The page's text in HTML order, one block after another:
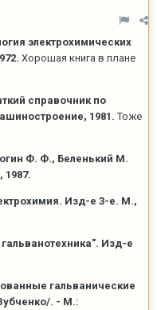
электрохимических
Хорошая книга в плане
справочник по
1981. Тоже
Ф. Ф., Беленький М.
1987.
Изд-е 3-е. М.,
Изд-е
гальванические
. - М.: